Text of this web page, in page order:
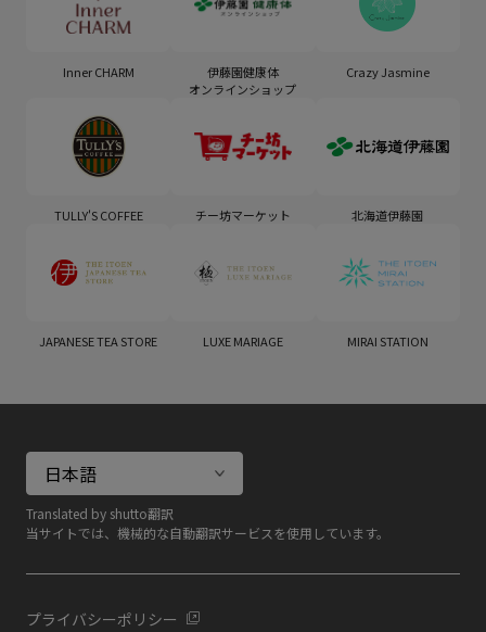
Translated by shutto翻訳
当サイトでは、機械的な自動翻訳サービスを使用しています。
Inner CHARM
伊藤園健康体
オンラインショップ
Crazy Jasmine
TULLY'S COFFEE チー坊マーケット 北海道伊藤園
JAPANESE TEA STORE LUXE MARIAGE MIRAI STATION
プライバシーポリシー